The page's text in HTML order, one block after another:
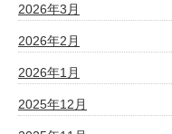
2026年3月
2026年2月
2026年1月
2025年12月